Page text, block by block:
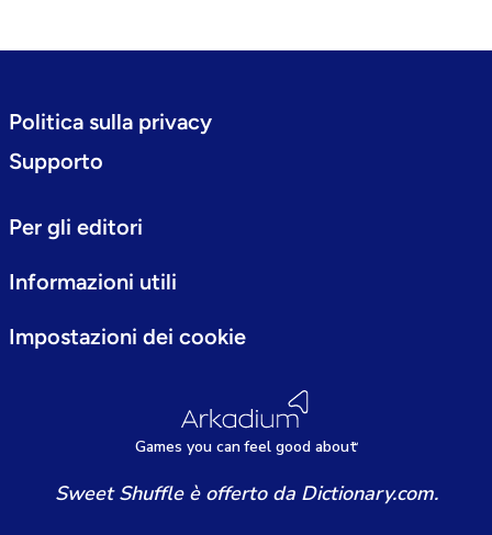
Games you canfeel good about
Politica sulla privacy
Supporto
Per gli editori
Informazioni utili
Impostazioni dei cookie
Sweet Shuffle è offerto da Dictionary.com.